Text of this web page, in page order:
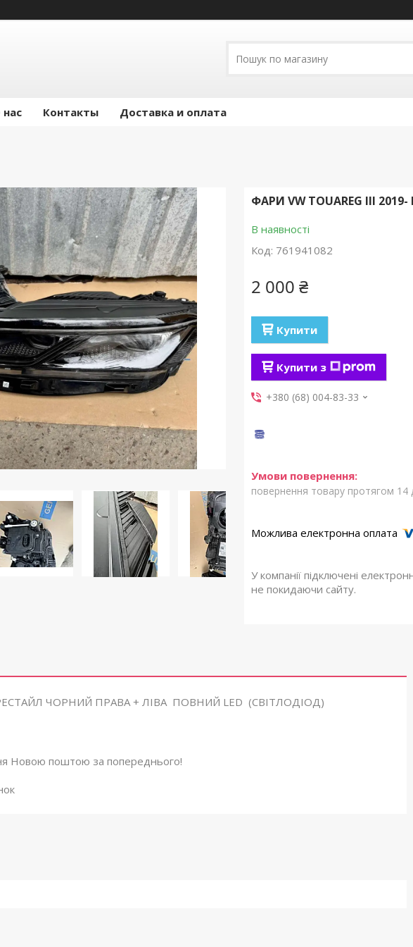
нас Контакты Доставка и оплата
ФАРИ VW TOUAREG III 2019-
В наявності
Код: 761941082
2 000 ₴
Купити
Купити з
+380 (68) 004-83-33
повернення товару протягом 14
У компанії підключені
не покидаючи сайту.
ЧОРНИЙ ПРАВА + ЛІВА ПОВНИЙ LED (СВІТЛОДІОД)
Новою поштою за попереднього!